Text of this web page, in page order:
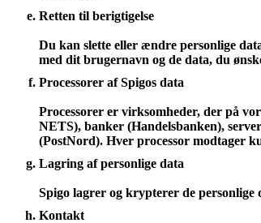
Retten til berigtigelse
Du kan slette eller ændre personlige
med dit brugernavn og de data, du
Processorer af Spigos data
Processorer er virksomheder, der på
NETS), banker (Handelsbanken),
(PostNord). Hver processor modtager
Lagring af personlige data
Spigo lagrer og krypterer de personlige
Kontakt